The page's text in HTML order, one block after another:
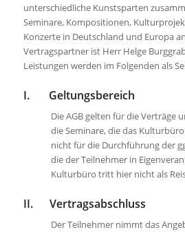
unterschiedliche Kunstsparten
Seminare, Kompositionen,
Konzerte in Deutschland und Europa
Vertragspartner ist Herr Helge
Leistungen werden im Folgenden als
I. Geltungsbereich
Die AGB gelten für die Verträge
die Seminare, die das
nicht für die Durchführung der
die der Teilnehmer in
Kulturbüro tritt hier nicht als
II. Vertragsabschluss
Der Teilnehmer nimmt das